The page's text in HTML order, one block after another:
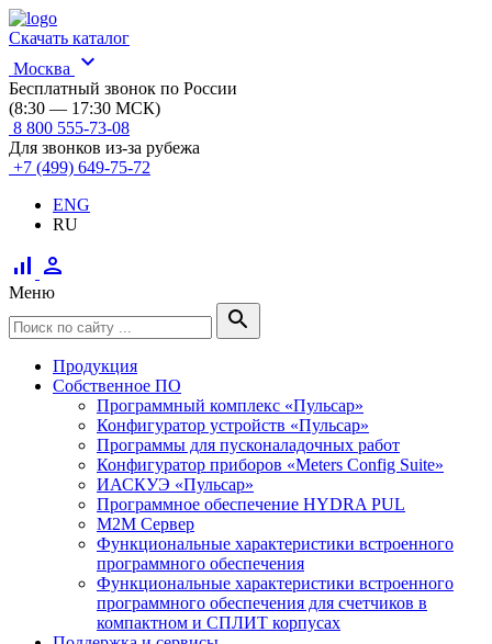
Скачать каталог
Москва
expand_more
Бесплатный звонок по России
(8:30 — 17:30 МСК)
8 800 555-73-08
Для звонков из-за рубежа
+7 (499) 649-75-72
ENG
RU
signal_cellular_alt person
Меню
search
Продукция
Собственное ПО
Программный комплекс «Пульсар»
Конфигуратор устройств «Пульсар»
Программы для пусконаладочных работ
Конфигуратор приборов «Meters Config Suite»
ИАСКУЭ «Пульсар»
Программное обеспечение HYDRA PUL
M2M Сервер
Функциональные характеристики встроенного
программного обеспечения
Функциональные характеристики встроенного
программного обеспечения для счетчиков в
компактном и СПЛИТ корпусах